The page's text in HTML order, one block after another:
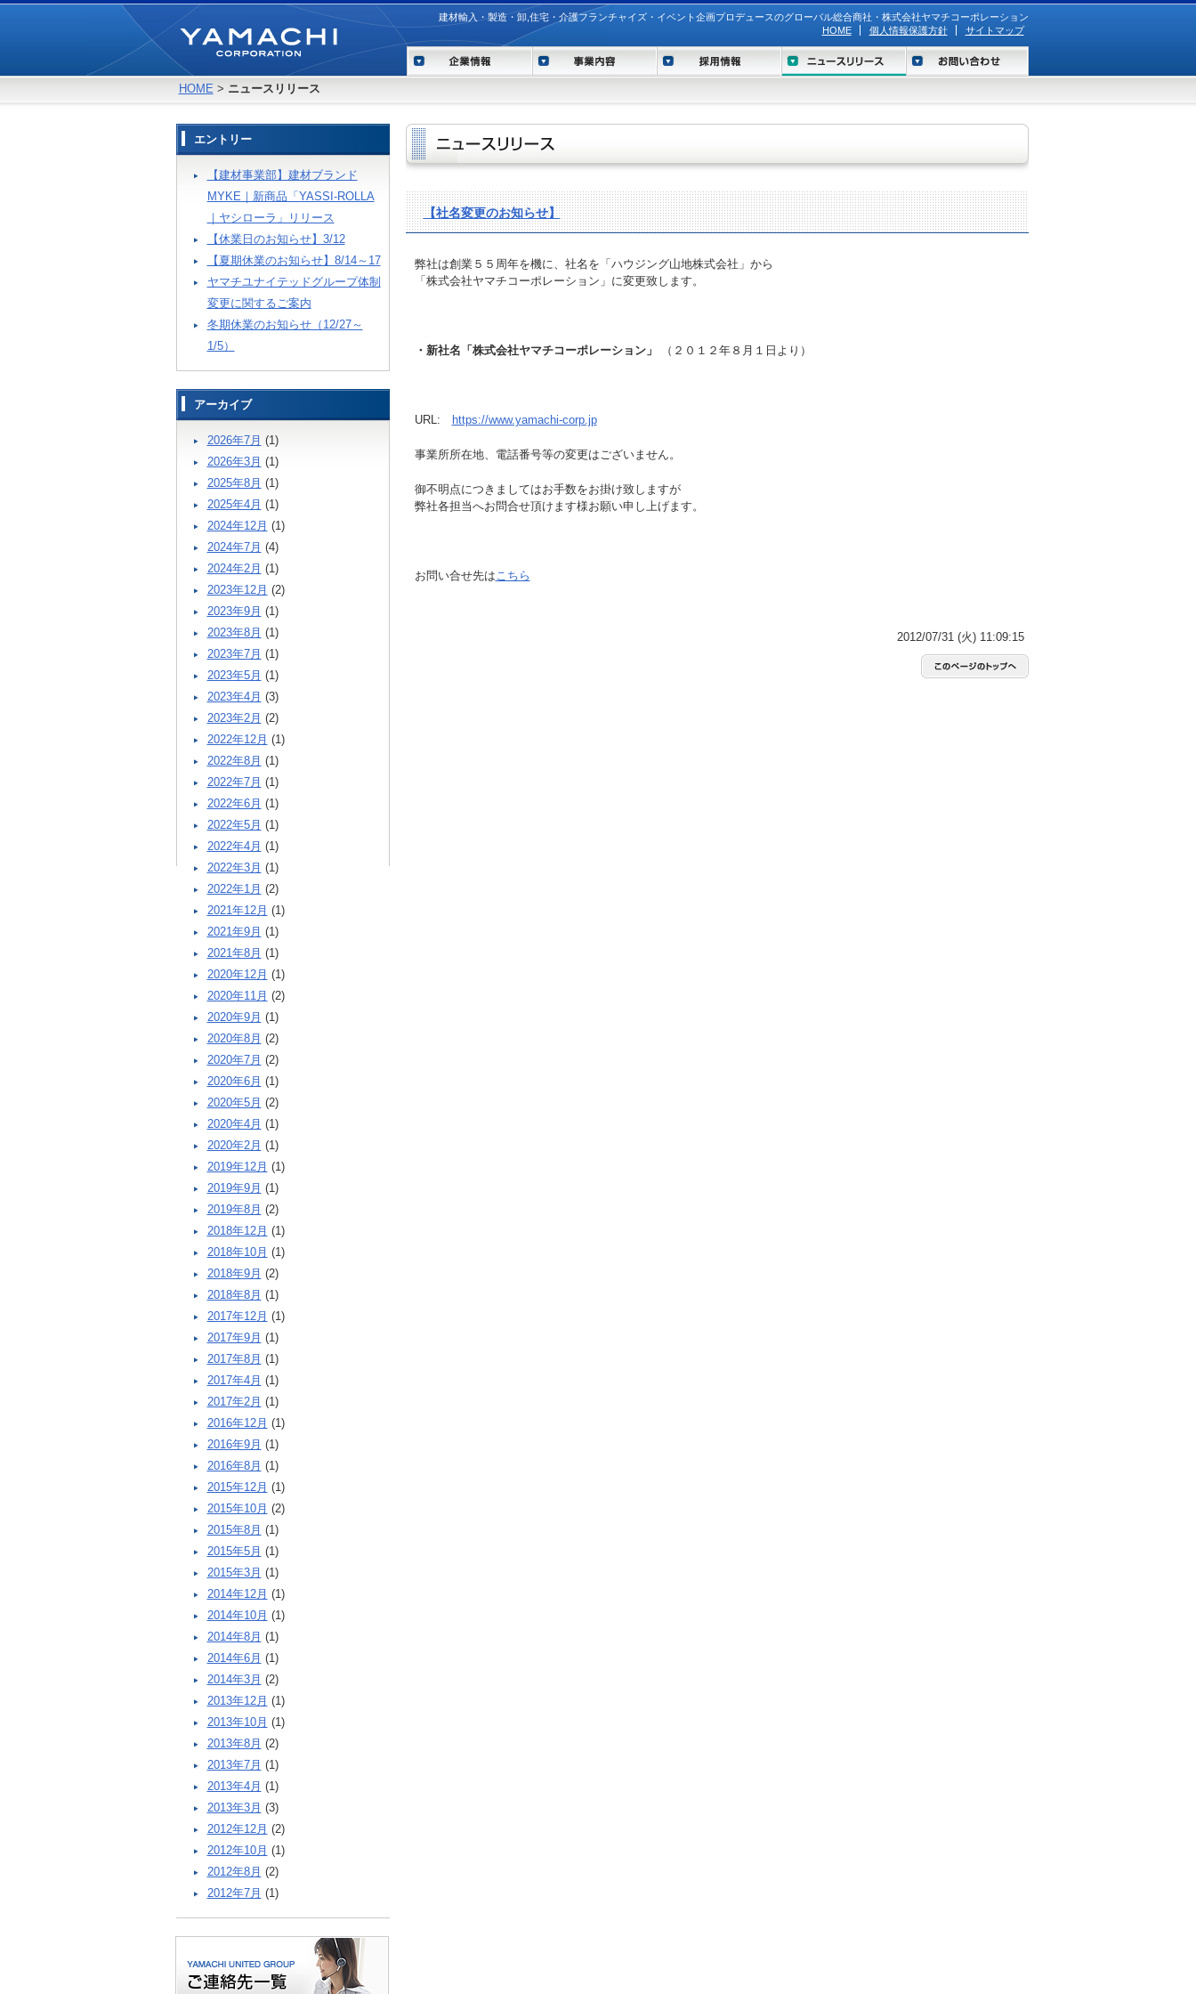
建材輸入・製造・卸,住宅・介護フランチャイズ・イベント企画プロデュースのグローバル総合商社・株式会社ヤマチコーポレーション
HOME
個人情報保護方針 サイトマップ
HOME > ニュースリリース
【社名変更のお知らせ】
弊社は創業５５周年を機に、社名を「ハウジング山地株式会社」から
「株式会社ヤマチコーポレーション」に変更致します。
・新社名「株式会社ヤマチコーポレーション」 （２０１２年８月１日より）
URL: https://www.yamachi-corp.jp
事業所所在地、電話番号等の変更はございません。
御不明点につきましてはお手数をお掛け致しますが
弊社各担当へお問合せ頂けます様お願い申し上げます。
お問い合せ先はこちら
2012/07/31 (火) 11:09:15
エントリー
【建材事業部】建材ブランド
MYKE｜新商品「YASSI-ROLLA
｜ヤシローラ」リリース
【休業日のお知らせ】3/12
【夏期休業のお知らせ】8/14～17
ヤマチユナイテッドグループ体制
変更に関するご案内
冬期休業のお知らせ（12/27～
1/5）
アーカイブ
2026年7月 (1)
2026年3月 (1)
2025年8月 (1)
2025年4月 (1)
2024年12月 (1)
2024年7月 (4)
2024年2月 (1)
2023年12月 (2)
2023年9月 (1)
2023年8月 (1)
2023年7月 (1)
2023年5月 (1)
2023年4月 (3)
2023年2月 (2)
2022年12月 (1)
2022年8月 (1)
2022年7月 (1)
2022年6月 (1)
2022年5月 (1)
2022年4月 (1)
2022年3月 (1)
2022年1月 (2)
2021年12月 (1)
2021年9月 (1)
2021年8月 (1)
2020年12月 (1)
2020年11月 (2)
2020年9月 (1)
2020年8月 (2)
2020年7月 (2)
2020年6月 (1)
2020年5月 (2)
2020年4月 (1)
2020年2月 (1)
2019年12月 (1)
2019年9月 (1)
2019年8月 (2)
2018年12月 (1)
2018年10月 (1)
2018年9月 (2)
2018年8月 (1)
2017年12月 (1)
2017年9月 (1)
2017年8月 (1)
2017年4月 (1)
2017年2月 (1)
2016年12月 (1)
2016年9月 (1)
2016年8月 (1)
2015年12月 (1)
2015年10月 (2)
2015年8月 (1)
2015年5月 (1)
2015年3月 (1)
2014年12月 (1)
2014年10月 (1)
2014年8月 (1)
2014年6月 (1)
2014年3月 (2)
2013年12月 (1)
2013年10月 (1)
2013年8月 (2)
2013年7月 (1)
2013年4月 (1)
2013年3月 (3)
2012年12月 (2)
2012年10月 (1)
2012年8月 (2)
2012年7月 (1)